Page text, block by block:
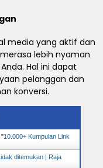
media yang aktif dan
lebih nyaman
Hal ini dapat
pelanggan dan
konversi.
"10.000+ Kumpulan Link
ditemukan | Raja